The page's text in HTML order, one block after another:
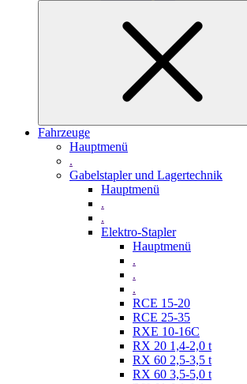
Fahrzeuge
Hauptmenü
.
Gabelstapler und Lagertechnik
Hauptmenü
.
.
Elektro-Stapler
Hauptmenü
.
.
.
RCE 15-20
RCE 25-35
RXE 10-16C
RX 20 1,4-2,0 t
RX 60 2,5-3,5 t
RX 60 3,5-5,0 t